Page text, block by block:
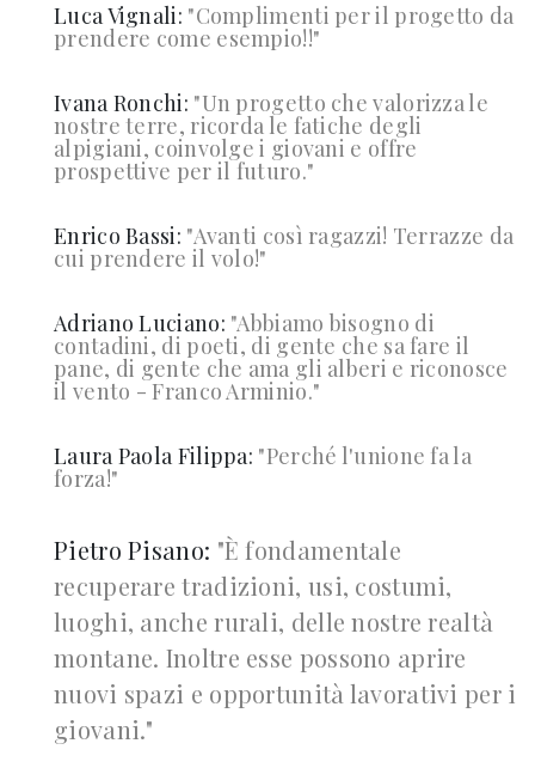
Luca Vignali: "Complimenti per il progetto da
prendere come esempio!!"
Ivana Ronchi: "Un progetto che valorizza le
nostre terre, ricorda le fatiche degli
alpigiani, coinvolge i giovani e offre
prospettive per il futuro."
Enrico Bassi: "Avanti così ragazzi! Terrazze da
cui prendere il volo!"
Adriano Luciano: "Abbiamo bisogno di
contadini, di poeti, di gente che sa fare il
pane, di gente che ama gli alberi e riconosce
il vento - Franco Arminio."
Laura Paola Filippa: "Perché l'unione fa la
forza!"
Pietro Pisano: "È fondamentale
recuperare tradizioni, usi, costumi,
luoghi, anche rurali, delle nostre realtà
montane. Inoltre esse possono aprire
nuovi spazi e opportunità lavorativi per i
giovani."